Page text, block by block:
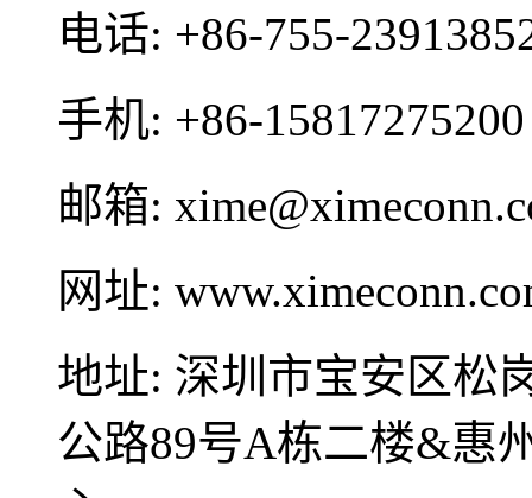
电话: +86-755-
手机: +86-15817275200
邮箱:
网址:
地址: 深圳市宝安区松
公路89号A栋二楼&惠